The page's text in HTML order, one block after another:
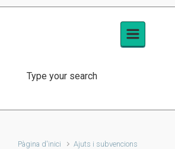
Pàgina d'inici
Ajuts i subvencions